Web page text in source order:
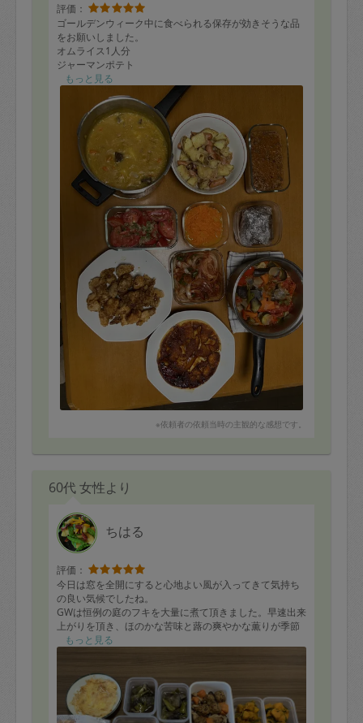
評価：
ゴールデンウィーク中に食べられる保存が効きそうな品
をお願いしました。
オムライス1人分
ジャーマンポテト
ラタトゥイユ
キャロットラペ
ローストビーフ
チキン唐揚げ
ソースボロネーゼ
本格カレー
餃子焼く前まで
オムライスは子どもの帰宅に合わせて出来立てを調理し
て頂き プロの味を堪能しました。辛いものが苦手な子
のために、ジャーマンポテトやカレーを調節下さいまし
た。とても美味しい料理の数々 ありがとうございま
もっと見る
※依頼者の依頼当時の主観的な感想です。
60代 女性より
ちはる
評価：
今日は窓を全開にすると心地よい風が入ってきて気持ち
の良い気候でしたね。
GWは恒例の庭のフキを大量に煮て頂きました。早速出来
上がりを頂き、ほのかな苦味と蕗の爽やかな薫りが季節
を感じてとても美味しいです。しばらく蕗を楽しめそう
これからも宜しくお願い致します♪
もっと見る